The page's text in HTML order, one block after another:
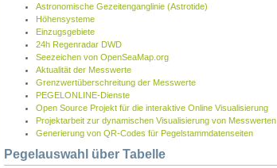
Astronomische Gezeitenganglinie (Astrotide)
Höhensysteme
Einzugsgebiete
24h Regenradar DWD
Seezeichen von OpenSeaMap.org
Aktualität der Messwerte
Grenzwertüberschreitung der Messwerte
PEGELONLINE-Dienste
Open Source Projekt für die interaktive Online Visualisierung
Projektarbeit zur dynamischen Visualisierung von Messwerten
Generierung von QR-Codes für Pegelstammdatenseiten
Pegelauswahl über Tabelle